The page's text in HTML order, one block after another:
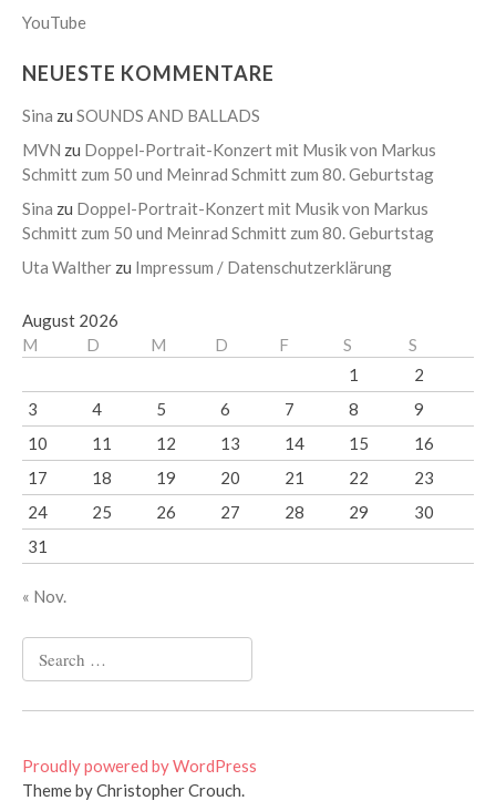
YouTube
NEUESTE KOMMENTARE
Sina zu SOUNDS AND BALLADS
MVN zu Doppel-Portrait-Konzert mit Musik von Markus
Schmitt zum 50 und Meinrad Schmitt zum 80. Geburtstag
Sina zu Doppel-Portrait-Konzert mit Musik von Markus
Schmitt zum 50 und Meinrad Schmitt zum 80. Geburtstag
Uta Walther zu Impressum / Datenschutzerklärung
August 2026
M
D M D F S
S
1
2
3
4 5 6 7 8
9
10
11 12 13 14 15
16
17
18 19 20 21 22
23
24
25 26 27 28 29
30
31
« Nov.
for:
Proudly powered by WordPress
Theme by Christopher Crouch.